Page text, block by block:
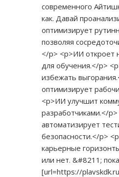
современного
как. Давай
оптимизирует
позволяя
</p> <p>ИИ откроет
для обучения.</p>
избежать
оптимизирует
<p>ИИ улучшит
разработчиками.</
автоматизирует
безопасности.</p>
карьерные
или нет. &#8211;
[url=https://